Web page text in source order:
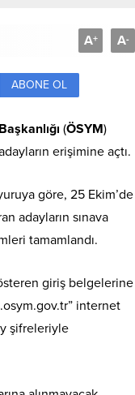
A+ A-
ABONE OL
(ÖSYM)
erişimine açtı.
göre, 25 Ekim’de
adayların sınava
tamamlandı.
giriş belgelerine
internet
şifreleriyle